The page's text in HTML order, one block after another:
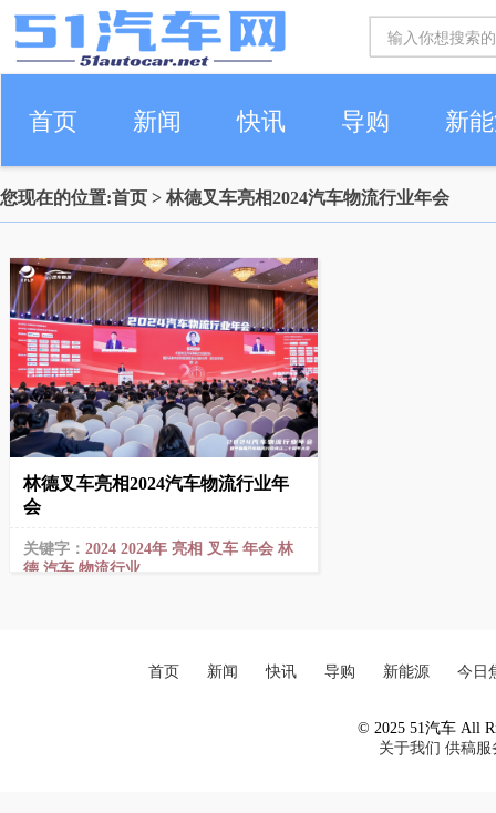
首页 新闻 快讯 导购 新
车生活
您现在的位置:首页 > 林德叉车亮相2024汽车物流行业年会
林德叉车亮相2024汽车物流行业年
会
关键字： 2024 2024年 亮相 叉车 年会 林
德 汽车 物流行业
首页 新闻 快讯 导购 新能源 今日
© 2025 51汽车 All
关于我们 供稿服